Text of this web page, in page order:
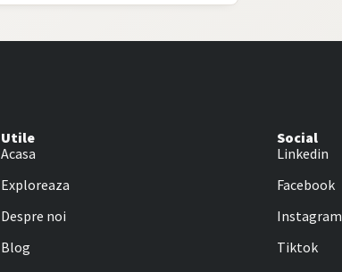
Utile
Acasa
Exploreaza
Despre noi
Blog
Social
Linkedin
Facebook
Instagram
Tiktok